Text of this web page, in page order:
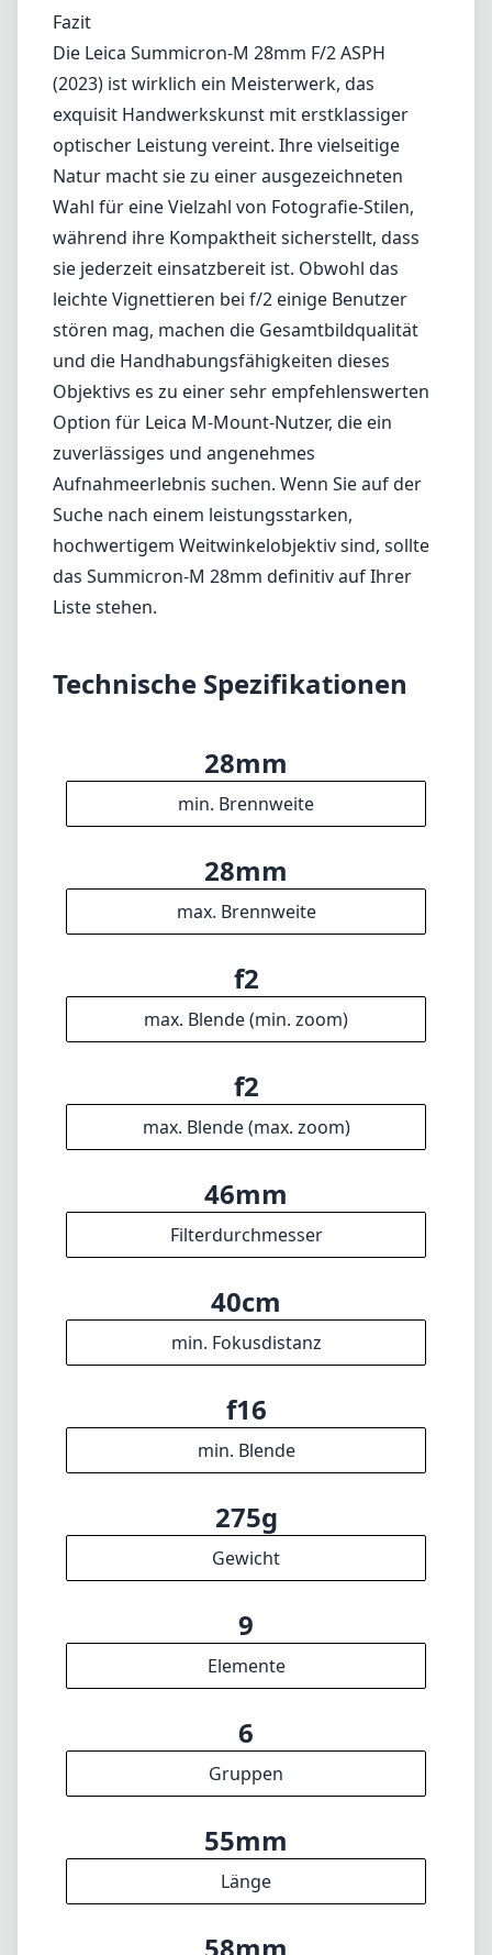
leichte Vignettieren bei f/2 einige Benutzer
stören mag, machen die Gesamtbildqualität
und die Handhabungsfähigkeiten dieses
Objektivs es zu einer sehr empfehlenswerten
Option für Leica M-Mount-Nutzer, die ein
zuverlässiges und angenehmes
Aufnahmeerlebnis suchen. Wenn Sie auf der
Suche nach einem leistungsstarken,
hochwertigem Weitwinkelobjektiv sind, sollte
das Summicron-M 28mm definitiv auf Ihrer
Liste stehen.
Technische Spezifikationen
28mm
min. Brennweite
28mm
f2
f2
46mm
40cm
f16
275g
9
6
55mm
58mm